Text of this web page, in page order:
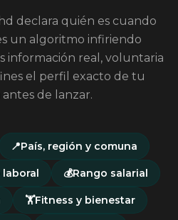
declara quién es cuando
un algoritmo infiriendo
información real, voluntaria
el perfil exacto de tu
de lanzar.
📍País, región y comuna
💰Rango salarial
🏋️Fitness y bienestar